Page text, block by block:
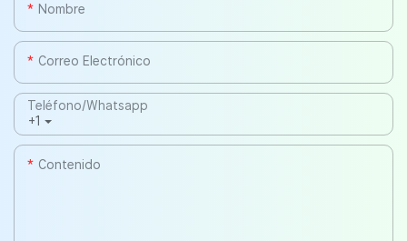
Nombre
Correo Electrónico
+1
Teléfono/whatsapp
Contenido